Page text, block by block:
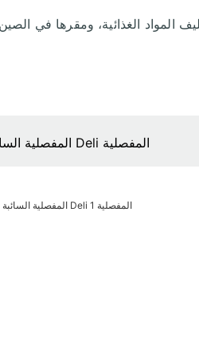
حاويات Deli المفصلية السائبة شركة حاويات Deli المفصلية